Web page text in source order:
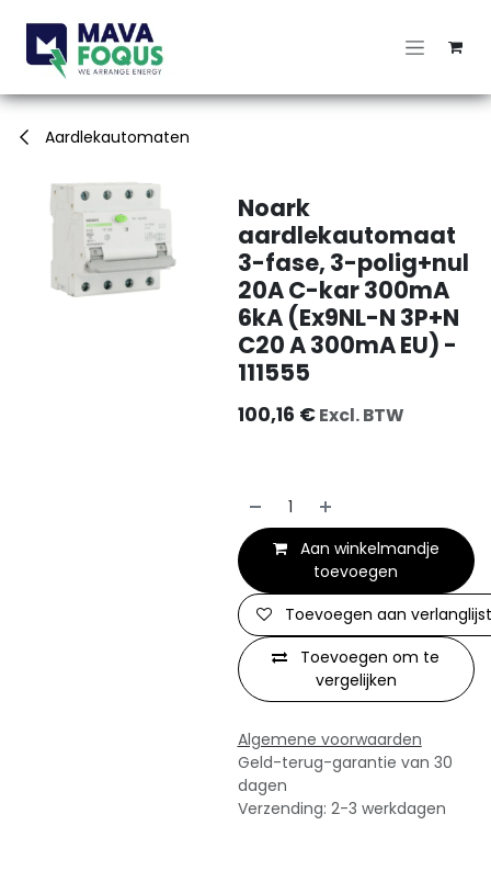
Aardlekautomaten
Noark
aardlekautomaat
3-fase, 3-polig+nul
20A C-kar 300mA
6kA (Ex9NL-N 3P+N
C20 A 300mA EU) -
111555
100,16 €Excl. BTW
Aan winkelmandje
toevoegen
Toevoegen om te
vergelijken
Toevoegen aan verlanglijst
Algemene voorwaarden
Geld-terug-garantie van 30
dagen
Verzending: 2-3 werkdagen